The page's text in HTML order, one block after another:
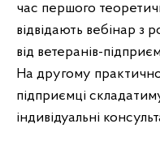
час першого
відвідають вебінар з
від ветеранів-
На другому
підприємці
індивідуальні